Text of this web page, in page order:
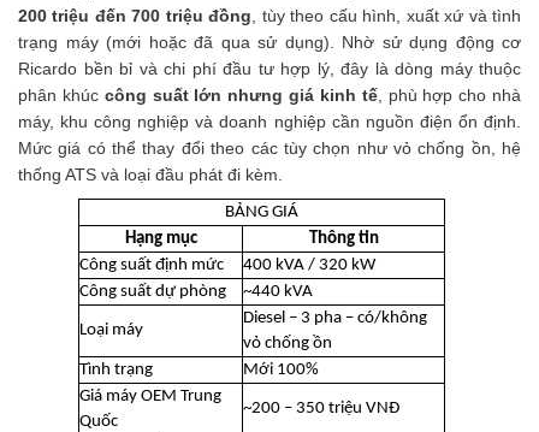
200 triệu đến 700 triệu đồng , tùy theo cấu hình, xuất xứ và tình
trạng máy (mới hoặc đã qua sử dụng). Nhờ sử dụng động cơ
Ricardo bền bỉ và chi phí đầu tư hợp lý, đây là dòng máy thuộc
phân khúc công suất lớn nhưng giá kinh tế, phù hợp cho nhà
máy, khu công nghiệp và doanh nghiệp cần nguồn điện ổn định.
Mức giá có thể thay đổi theo các tùy chọn như vỏ chống ồn, hệ
thống ATS và loại đầu phát đi kèm.
BẢNG GIÁ
Hạng mục
Thông tin
Công suất định mức
400 kVA / 320 kW
Công suất dự phòng
~440 kVA
Loại máy
Diesel – 3 pha – có/không
vỏ chống ồn
Tình trạng
Mới 100%
Giá máy OEM Trung
Quốc
~200 – 350 triệu VNĐ